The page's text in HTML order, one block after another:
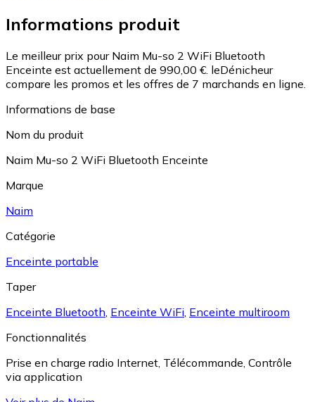
Informations produit
Le meilleur prix pour Naim Mu-so 2 WiFi Bluetooth
Enceinte est actuellement de 990,00 €. leDénicheur
compare les promos et les offres de 7 marchands en ligne.
Informations de base
Nom du produit
Naim Mu-so 2 WiFi Bluetooth Enceinte
Marque
Naim
Catégorie
Enceinte portable
Taper
Enceinte Bluetooth Enceinte WiFi Enceinte multiroom
Fonctionnalités
Prise en charge radio Internet Télécommande Contrôle
via application